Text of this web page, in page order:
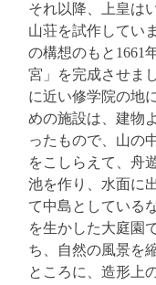
それ以降、上皇は
山荘を試作してい
の構想のもと1661
宮」を完成させま
に近い修学院の地
めの施設は、建物
ったもので、山の
をこしらえて、舟
池を作り、水面に
て中島としている
を生かした大庭園
ち、自然の風景を
ところに、造形上